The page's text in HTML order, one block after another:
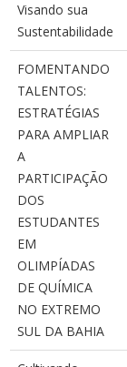
Visando sua
Sustentabilidade
FOMENTANDO
TALENTOS:
ESTRATÉGIAS
PARA AMPLIAR
A
PARTICIPAÇÃO
DOS
ESTUDANTES
EM
OLIMPÍADAS
DE QUÍMICA
NO EXTREMO
SUL DA BAHIA